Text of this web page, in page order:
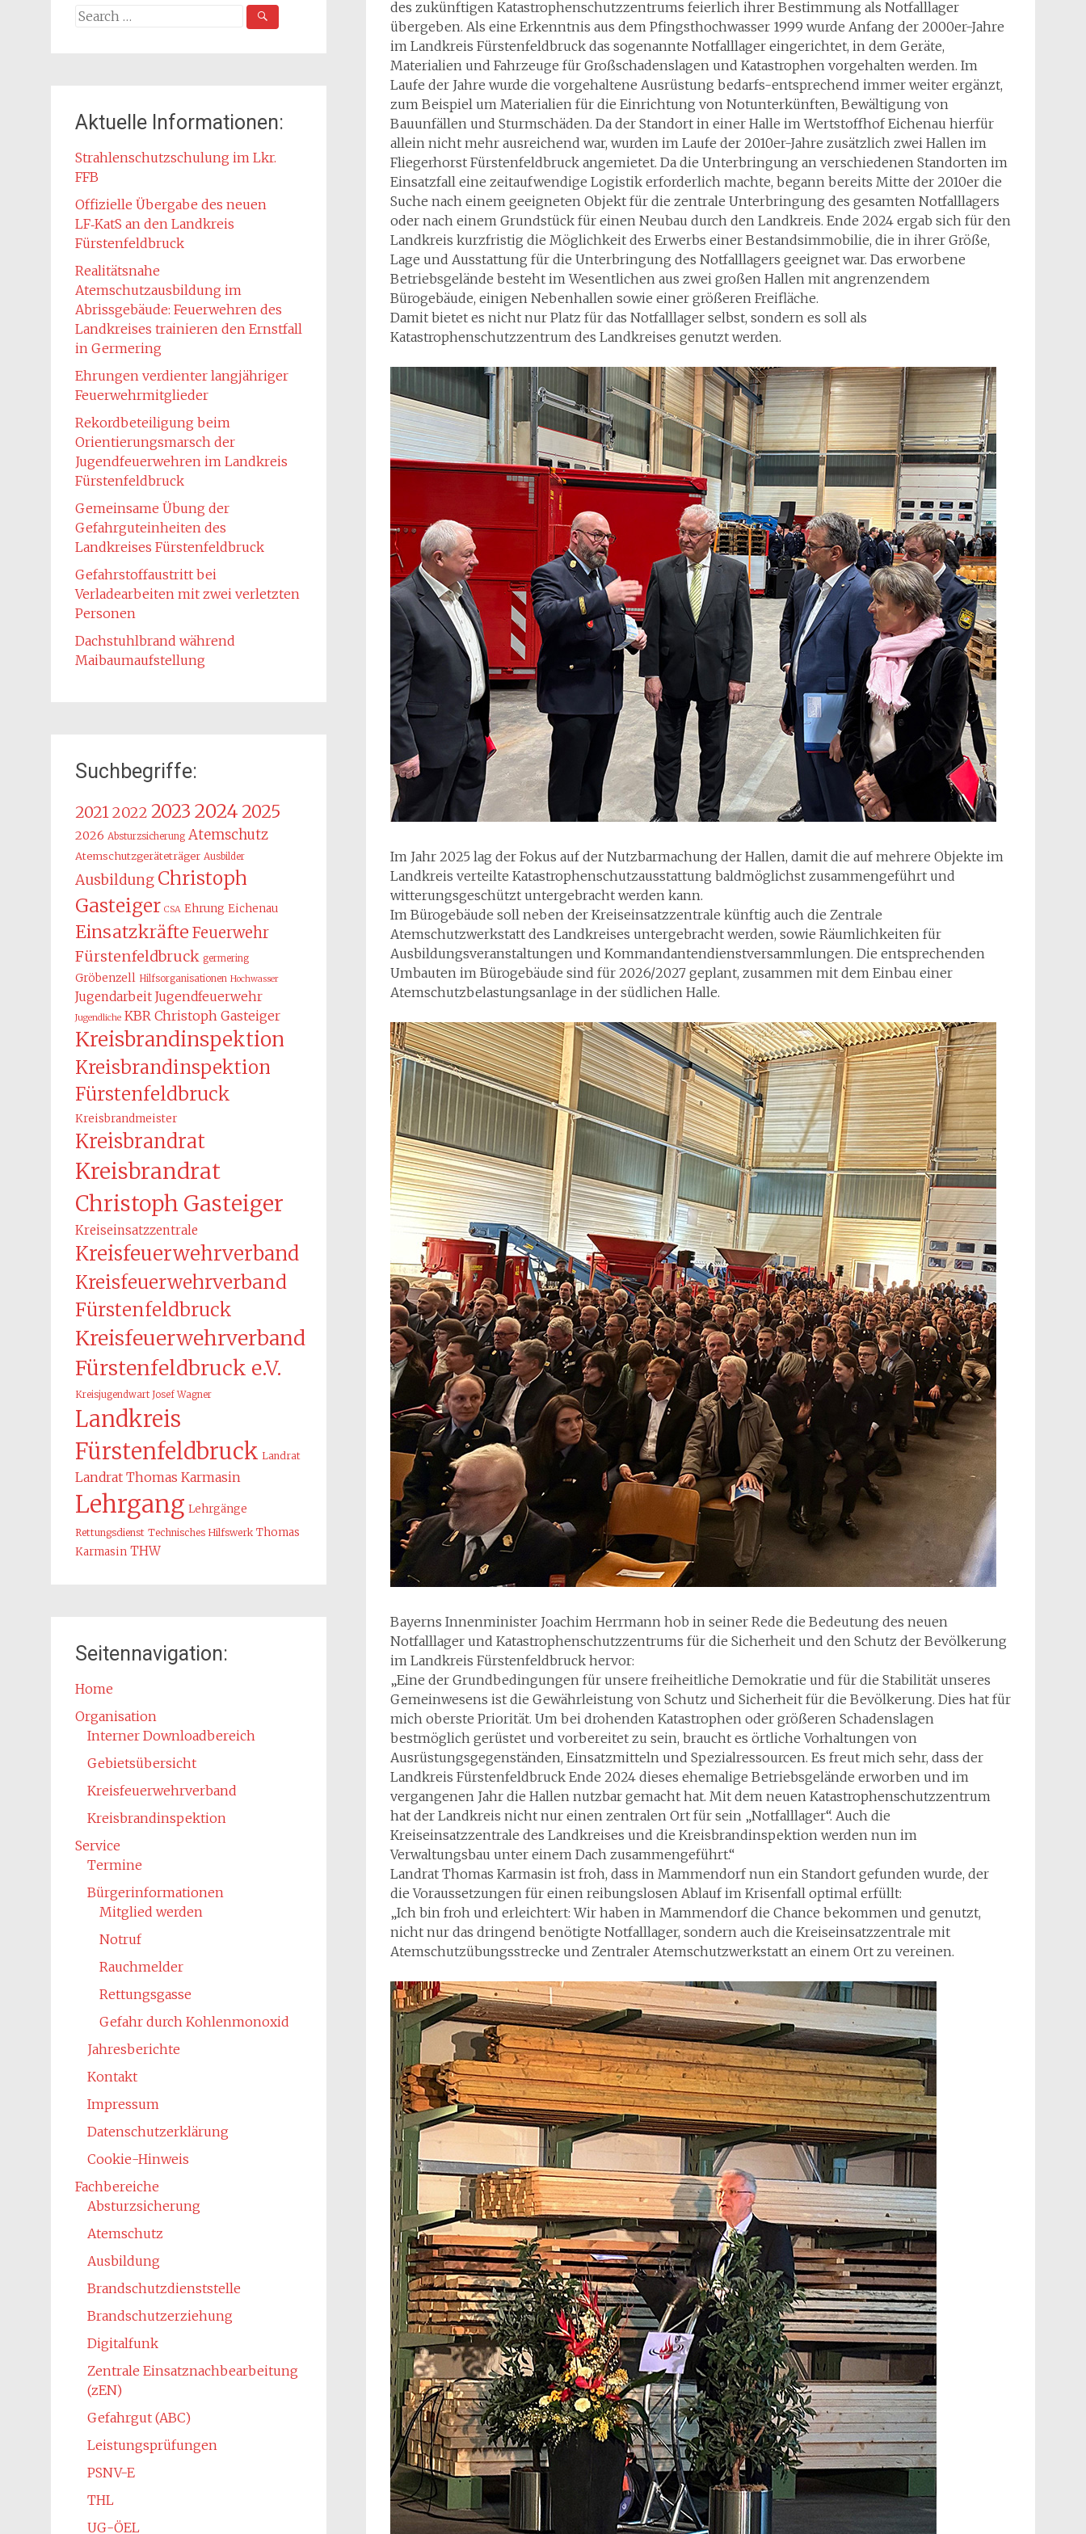
des zukünftigen Katastrophenschutzzentrums feierlich ihrer Bestimmung als Notfalllager
übergeben. Als eine Erkenntnis aus dem Pfingsthochwasser 1999 wurde Anfang der 2000er-Jahre
im Landkreis Fürstenfeldbruck das sogenannte Notfalllager eingerichtet, in dem Geräte,
Materialien und Fahrzeuge für Großschadenslagen und Katastrophen vorgehalten werden. Im
Laufe der Jahre wurde die vorgehaltene Ausrüstung bedarfs-entsprechend immer weiter ergänzt,
zum Beispiel um Materialien für die Einrichtung von Notunterkünften, Bewältigung von
Bauunfällen und Sturmschäden. Da der Standort in einer Halle im Wertstoffhof Eichenau hierfür
allein nicht mehr ausreichend war, wurden im Laufe der 2010er-Jahre zusätzlich zwei Hallen im
Fliegerhorst Fürstenfeldbruck angemietet. Da die Unterbringung an verschiedenen Standorten im
Einsatzfall eine zeitaufwendige Logistik erforderlich machte, begann bereits Mitte der 2010er die
Suche nach einem geeigneten Objekt für die zentrale Unterbringung des gesamten Notfalllagers
oder nach einem Grundstück für einen Neubau durch den Landkreis. Ende 2024 ergab sich für den
Landkreis kurzfristig die Möglichkeit des Erwerbs einer Bestandsimmobilie, die in ihrer Größe,
Lage und Ausstattung für die Unterbringung des Notfalllagers geeignet war. Das erworbene
Betriebsgelände besteht im Wesentlichen aus zwei großen Hallen mit angrenzendem
Bürogebäude, einigen Nebenhallen sowie einer größeren Freifläche.
Damit bietet es nicht nur Platz für das Notfalllager selbst, sondern es soll als
Katastrophenschutzzentrum des Landkreises genutzt werden.
Im Jahr 2025 lag der Fokus auf der Nutzbarmachung der Hallen, damit die auf mehrere Objekte im
Landkreis verteilte Katastrophenschutzausstattung baldmöglichst zusammengeführt und
witterungsgeschützt untergebracht werden kann.
Im Bürogebäude soll neben der Kreiseinsatzzentrale künftig auch die Zentrale
Atemschutzwerkstatt des Landkreises untergebracht werden, sowie Räumlichkeiten für
Ausbildungsveranstaltungen und Kommandantendienstversammlungen. Die entsprechenden
Umbauten im Bürogebäude sind für 2026/2027 geplant, zusammen mit dem Einbau einer
Atemschutzbelastungsanlage in der südlichen Halle.
Bayerns Innenminister Joachim Herrmann hob in seiner Rede die Bedeutung des neuen
Notfalllager und Katastrophenschutzzentrums für die Sicherheit und den Schutz der Bevölkerung
im Landkreis Fürstenfeldbruck hervor:
„Eine der Grundbedingungen für unsere freiheitliche Demokratie und für die Stabilität unseres
Gemeinwesens ist die Gewährleistung von Schutz und Sicherheit für die Bevölkerung. Dies hat für
mich oberste Priorität. Um bei drohenden Katastrophen oder größeren Schadenslagen
bestmöglich gerüstet und vorbereitet zu sein, braucht es örtliche Vorhaltungen von
Ausrüstungsgegenständen, Einsatzmitteln und Spezialressourcen. Es freut mich sehr, dass der
Landkreis Fürstenfeldbruck Ende 2024 dieses ehemalige Betriebsgelände erworben und im
vergangenen Jahr die Hallen nutzbar gemacht hat. Mit dem neuen Katastrophenschutzzentrum
hat der Landkreis nicht nur einen zentralen Ort für sein „Notfalllager“. Auch die
Kreiseinsatzzentrale des Landkreises und die Kreisbrandinspektion werden nun im
Verwaltungsbau unter einem Dach zusammengeführt.“
Landrat Thomas Karmasin ist froh, dass in Mammendorf nun ein Standort gefunden wurde, der
die Voraussetzungen für einen reibungslosen Ablauf im Krisenfall optimal erfüllt:
„Ich bin froh und erleichtert: Wir haben in Mammendorf die Chance bekommen und genutzt,
nicht nur das dringend benötigte Notfalllager, sondern auch die Kreiseinsatzzentrale mit
Atemschutzübungsstrecke und Zentraler Atemschutzwerkstatt an einem Ort zu vereinen.
Search
Aktuelle Informationen:
Strahlenschutzschulung im Lkr.
FFB
Offizielle Übergabe des neuen
LF‑KatS an den Landkreis
Fürstenfeldbruck
Realitätsnahe
Atemschutzausbildung im
Abrissgebäude: Feuerwehren des
Landkreises trainieren den Ernstfall
in Germering
Ehrungen verdienter langjähriger
Feuerwehrmitglieder
Rekordbeteiligung beim
Orientierungsmarsch der
Jugendfeuerwehren im Landkreis
Fürstenfeldbruck
Gemeinsame Übung der
Gefahrguteinheiten des
Landkreises Fürstenfeldbruck
Gefahrstoffaustritt bei
Verladearbeiten mit zwei verletzten
Personen
Dachstuhlbrand während
Maibaumaufstellung
Suchbegriffe:
20212022 2023 2024 2025
2026 Absturzsicherung Atemschutz
Atemschutzgeräteträger Ausbilder
Ausbildung Christoph
Gasteiger CSA Ehrung Eichenau
Einsatzkräfte Feuerwehr
Fürstenfeldbruck germering
Gröbenzell Hilfsorganisationen Hochwasser
Jugendarbeit Jugendfeuerwehr
Jugendliche KBR Christoph Gasteiger
Kreisbrandinspektion
Kreisbrandinspektion
Fürstenfeldbruck
Kreisbrandmeister
Kreisbrandrat
Kreisbrandrat
Christoph Gasteiger
Kreiseinsatzzentrale
Kreisfeuerwehrverband
Kreisfeuerwehrverband
Fürstenfeldbruck
Kreisfeuerwehrverband
Fürstenfeldbruck e.V.
Kreisjugendwart Josef Wagner
Landkreis
Fürstenfeldbruck Landrat
Landrat Thomas Karmasin
Lehrgang Lehrgänge
Rettungsdienst Technisches Hilfswerk Thomas
Karmasin THW
Seitennavigation:
Home
Organisation
Interner Downloadbereich
Gebietsübersicht
Kreisfeuerwehrverband
Kreisbrandinspektion
Service
Termine
Bürgerinformationen
Mitglied werden
Notruf
Rauchmelder
Rettungsgasse
Gefahr durch Kohlenmonoxid
Jahresberichte
Kontakt
Impressum
Datenschutzerklärung
Cookie-Hinweis
Fachbereiche
Absturzsicherung
Atemschutz
Ausbildung
Brandschutzdienststelle
Brandschutzerziehung
Digitalfunk
Zentrale Einsatznachbearbeitung
(zEN)
Gefahrgut (ABC)
Leistungsprüfungen
PSNV-E
THL
UG-ÖEL